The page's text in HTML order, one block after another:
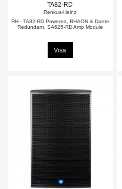
TA82-RD
Renkus-Heinz
RH - TA82-RD Powered, RHAON & Dante
Redundant, SA625-RD Amp Module
Visa